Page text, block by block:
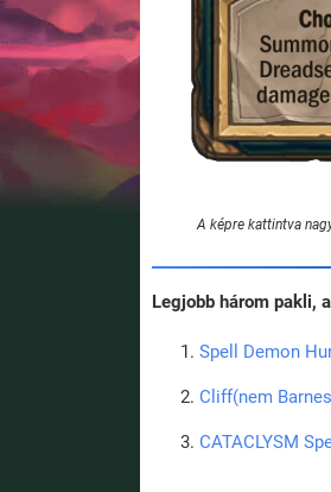
A képre kattintva
Legjobb három pakli,
Spell Demon
Cliff(nem
CATACLYSM